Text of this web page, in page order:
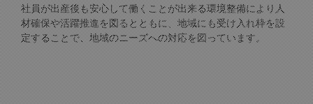
社員が出産後も安心して働くことが出来る環境整備により人
材確保や活躍推進を図るとともに、地域にも受け入れ枠を設
定することで、地域のニーズへの対応を図っています。